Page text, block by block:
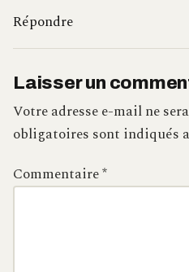
Répondre
Laisser un
Votre adresse e-mail ne
obligatoires sont indiqués
Commentaire*